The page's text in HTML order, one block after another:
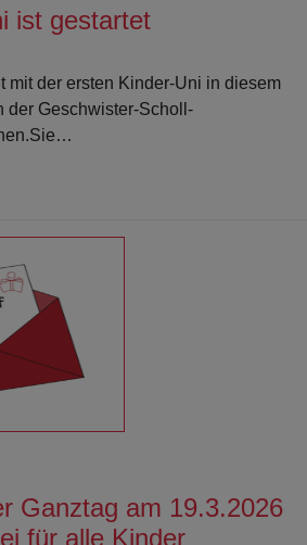
ist gestartet
mit der ersten Kinder-Uni in diesem
der Geschwister-Scholl-
Ganztag am 19.3.2026
für alle Kinder